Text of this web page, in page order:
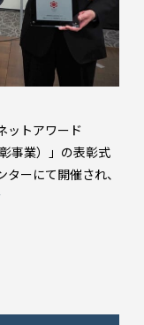
ットアワード
事業）」の表彰式
ーにて開催され、